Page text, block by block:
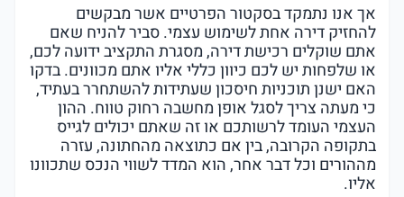
אך אנו נתמקד בסקטור הפרטיים אשר מבקשים
להחזיק דירה אחת לשימוש עצמי. סביר להניח שאם
אתם שוקלים רכישת דירה, מסגרת התקציב ידועה לכם,
או שלפחות יש לכם כיוון כללי אליו אתם מכוונים. בדקו
האם ישנן תוכניות חיסכון שעתידות להשתחרר בעתיד,
כי מעתה צריך לסגל אופן מחשבה רחוק טווח. ההון
העצמי העומד לרשותכם או זה שאתם יכולים לגייס
בתקופה הקרובה, בין אם כתוצאה מהחתונה, עזרה
מההורים וכל דבר אחר, הוא המדד לשווי הנכס שתכוונו
אליו.